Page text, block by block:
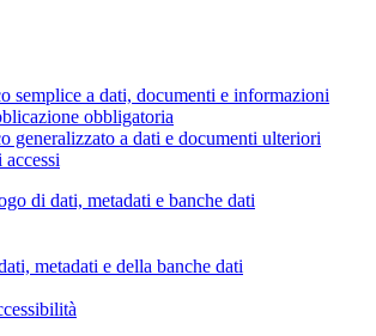
semplice a dati, documenti e informazioni
obbligatoria
generalizzato a dati e documenti ulteriori
di dati, metadati e banche dati
metadati e della banche dati